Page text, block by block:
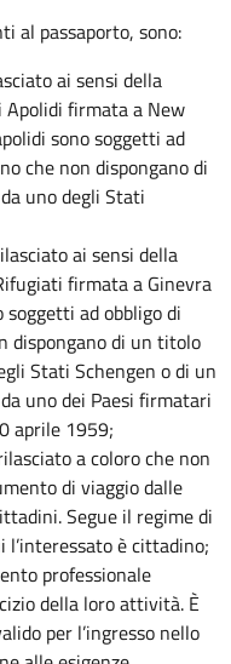
al passaporto, sono:
ai sensi della
Apolidi firmata a New
sono soggetti ad
che non dispongano di
uno degli Stati
ai sensi della
firmata a Ginevra
ad obbligo di
dispongano di un titolo
Stati Schengen o di un
uno dei Paesi firmatari
aprile 1959;
a coloro che non
di viaggio dalle
Segue il regime di
l’interessato è cittadino;
professionale
della loro attività. È
per l’ingresso nello